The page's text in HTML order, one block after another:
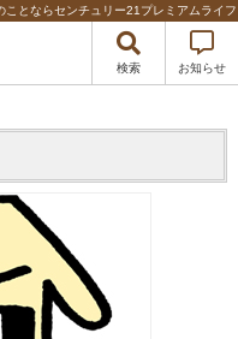
とならセンチュリー21プレミアムライフ
検索 お知らせ